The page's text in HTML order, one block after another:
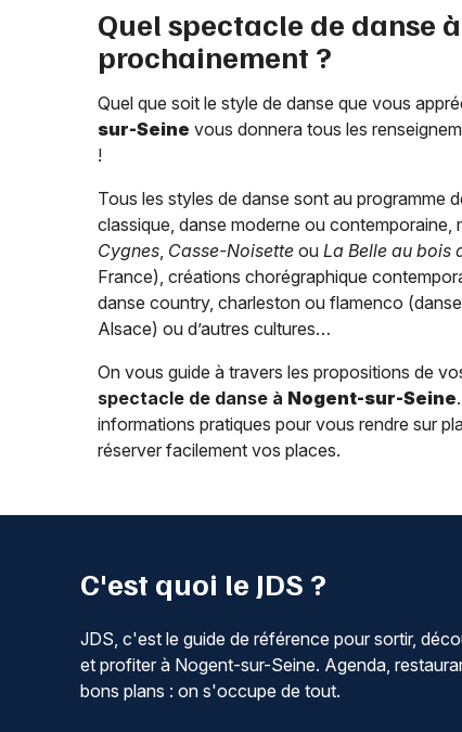
Quel spectacle de danse
prochainement ?
Quel que soit le style de danse que vous
sur-Seine vous donnera tous les
!
Tous les styles de danse sont au programme
classique, danse moderne ou
Cygnes, Casse-Noisette ou La Belle au bois
France), créations chorégraphique
danse country, charleston ou flamenco
Alsace) ou d’autres cultures…
On vous guide à travers les propositions de
spectacle de danse à Nogent-sur-Seine
informations pratiques pour vous rendre sur
réserver facilement vos places.
C'est quoi le JDS ?
JDS, c'est le guide de référence pour sortir,
et profiter à Nogent-sur-Seine. Agenda,
bons plans : on s'occupe de tout.